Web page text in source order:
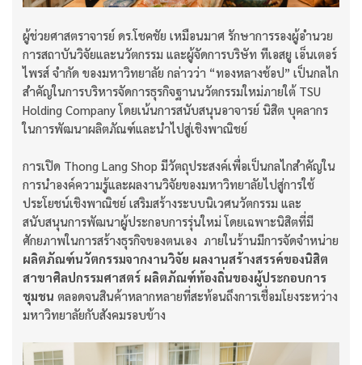
ผู้ช่วยศาสตราจารย์ ดร.โชคชัย เหมือนมาศ รักษาการรองผู้อำนวย
การสถาบันวิจัยและนวัตกรรม และผู้จัดการบริษัท ทีเอสยู เอ็นเตอร์
ไพรส์ จำกัด ของมหาวิทยาลัย กล่าวว่า “ทองหลางช้อป” เป็นกลไก
สำคัญในการบริหารจัดการธุรกิจฐานนวัตกรรมใหม่ภายใต้ TSU
Holding Company โดยเน้นการสนับสนุนอาจารย์ นิสิต บุคลากร
ในการพัฒนาผลิตภัณฑ์และนำไปสู่เชิงพาณิชย์
การเปิด Thong Lang Shop มีวัตถุประสงค์เพื่อเป็นกลไกสำคัญใน
การนำองค์ความรู้และผลงานวิจัยของมหาวิทยาลัยไปสู่การใช้
ประโยชน์เชิงพาณิชย์ เสริมสร้างระบบนิเวศนวัตกรรม และ
สนับสนุนการพัฒนาผู้ประกอบการรุ่นใหม่ โดยเฉพาะนิสิตที่มี
ศักยภาพในการสร้างธุรกิจของตนเอง ภายในร้านมีการจัดจำหน่าย
ผลิตภัณฑ์นวัตกรรมจากงานวิจัย ผลงานสร้างสรรค์ของนิสิต
สาขาศิลปกรรมศาสตร์ ผลิตภัณฑ์ท้องถิ่นของผู้ประกอบการ
ชุมชน ตลอดจนสินค้าหลากหลายที่สะท้อนถึงการเชื่อมโยงระหว่าง
มหาวิทยาลัยกับสังคมรอบข้าง